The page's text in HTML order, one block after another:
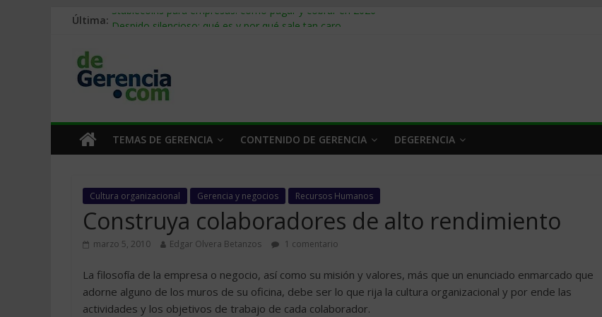
Última: Stablecoins para empresas: cómo pagar y cobrar en 2026
Trabajo forzoso en la cadena de suministro: qué hacer
Mercado hispano de EE. UU.: cómo segmentarlo y venderle
TEMAS DE GERENCIA CONTENIDO DE GERENCIA DEGERENCIA
Cultura organizacional Gerencia y negocios Recursos Humanos
Construya colaboradores de alto rendimiento
marzo 5, 2010 Edgar Olvera Betanzos 1 comentario
La filosofía de la empresa o negocio, así como su misión y valores, más que un enunciado enmarcado que
adorne alguno de los muros de su oficina, debe ser lo que rija la cultura organizacional y por ende las
actividades y los objetivos de trabajo de cada colaborador.